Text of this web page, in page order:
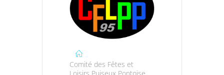
Comité des Fêtes et